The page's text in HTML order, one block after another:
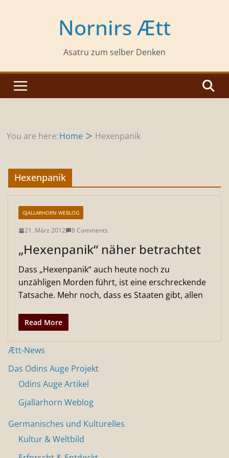
Nornirs Ætt
Asatru zum selber Denken
You are here:Home Hexenpanik
Hexenpanik
GJALLARHORN WEBLOG
21. März 2012 8 Comments
„Hexenpanik“ näher betrachtet
Dass „Hexenpanik“ auch heute noch zu
unzähligen Morden führt, ist eine erschreckende
Tatsache. Mehr noch, dass es Staaten gibt, allen
Read More
Ætt-News
Das Odins Auge Projekt
Odins Auge Artikel
Gjallarhorn Weblog
Germanisches und Kulturelles
Kultur & Weltbild